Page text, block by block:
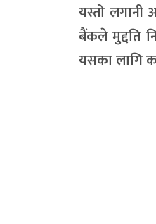
यस्तो लगानी
बैंकले मुद्दति
यसका लागि